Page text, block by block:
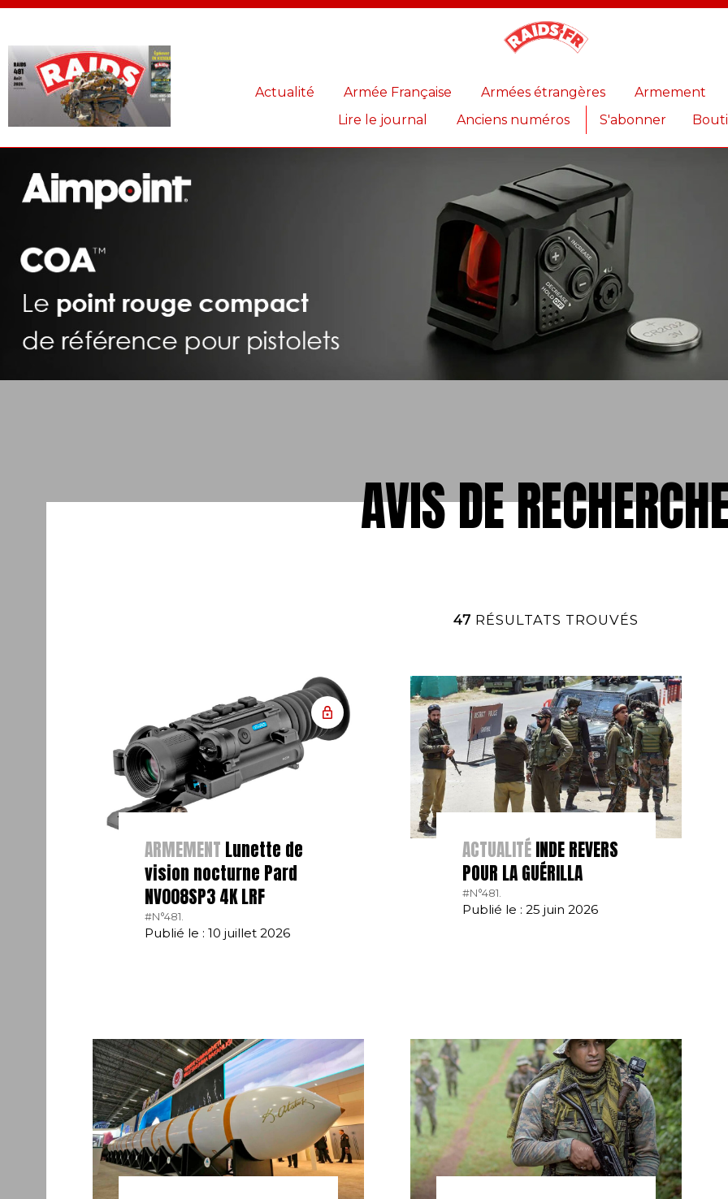
Actualité Armée Française Armées étrangères
Armement
Lire le journal
Anciens numéros S'abonner
AVIS DE
47 RÉSULTATS TROUVÉS
ARMEMENT Lunette de
vision nocturne Pard
NV008SP3 4K LRF
#N°481.
Publié le : 10 juillet 2026
ACTUALITÉINDE REVERS
POUR LA GUÉRILLA
#N°481.
Publié le : 25 juin 2026
Panneau de gestion des cookies